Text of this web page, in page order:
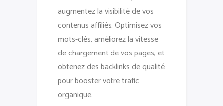
augmentez la visibilité de vos
contenus affiliés. Optimisez vos
mots-clés, améliorez la vitesse
de chargement de vos pages, et
obtenez des backlinks de qualité
pour booster votre trafic
organique.